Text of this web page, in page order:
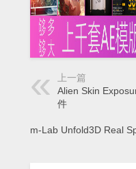
上一篇
Alien Skin
件
Rizom-Lab Unfold3D Real